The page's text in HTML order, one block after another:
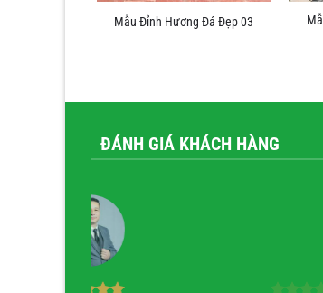
Mẫu Đỉnh Hương Đá Đẹp 03
ĐÁNH GIÁ KHÁCH HÀNG